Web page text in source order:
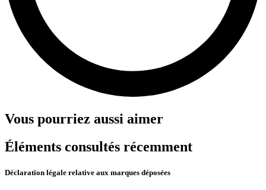
Vous pourriez aussi aimer
Éléments consultés récemment
Déclaration légale relative aux marques déposées